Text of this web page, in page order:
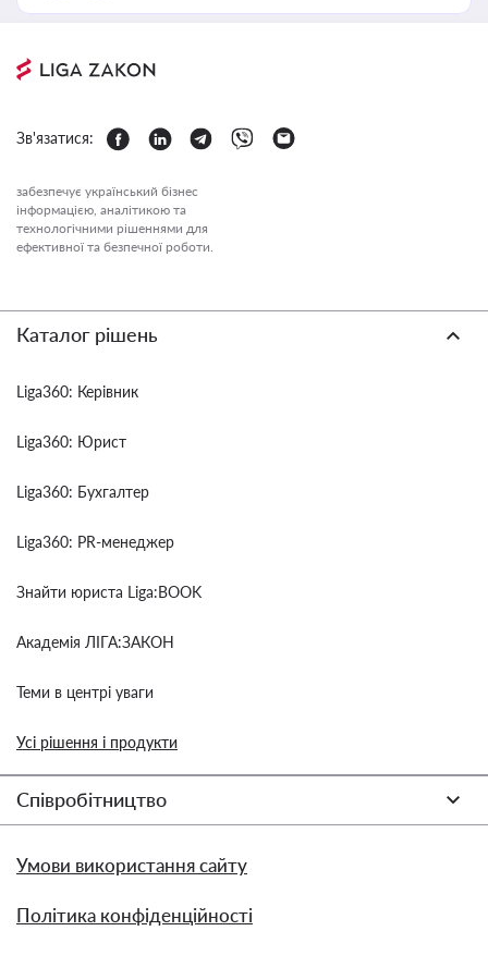
Зв'язатися:
забезпечує український бізнес
інформацією, аналітикою та
технологічними рішеннями для
ефективної та безпечної роботи.
Каталог рішень
Liga360: Керівник
Liga360: Юрист
Liga360: Бухгалтер
Liga360: PR-менеджер
Знайти юриста Liga:BOOK
Академія ЛІГА:ЗАКОН
Теми в центрі уваги
Усі рішення і продукти
Співробітництво
Умови використання сайту
Політика конфіденційності